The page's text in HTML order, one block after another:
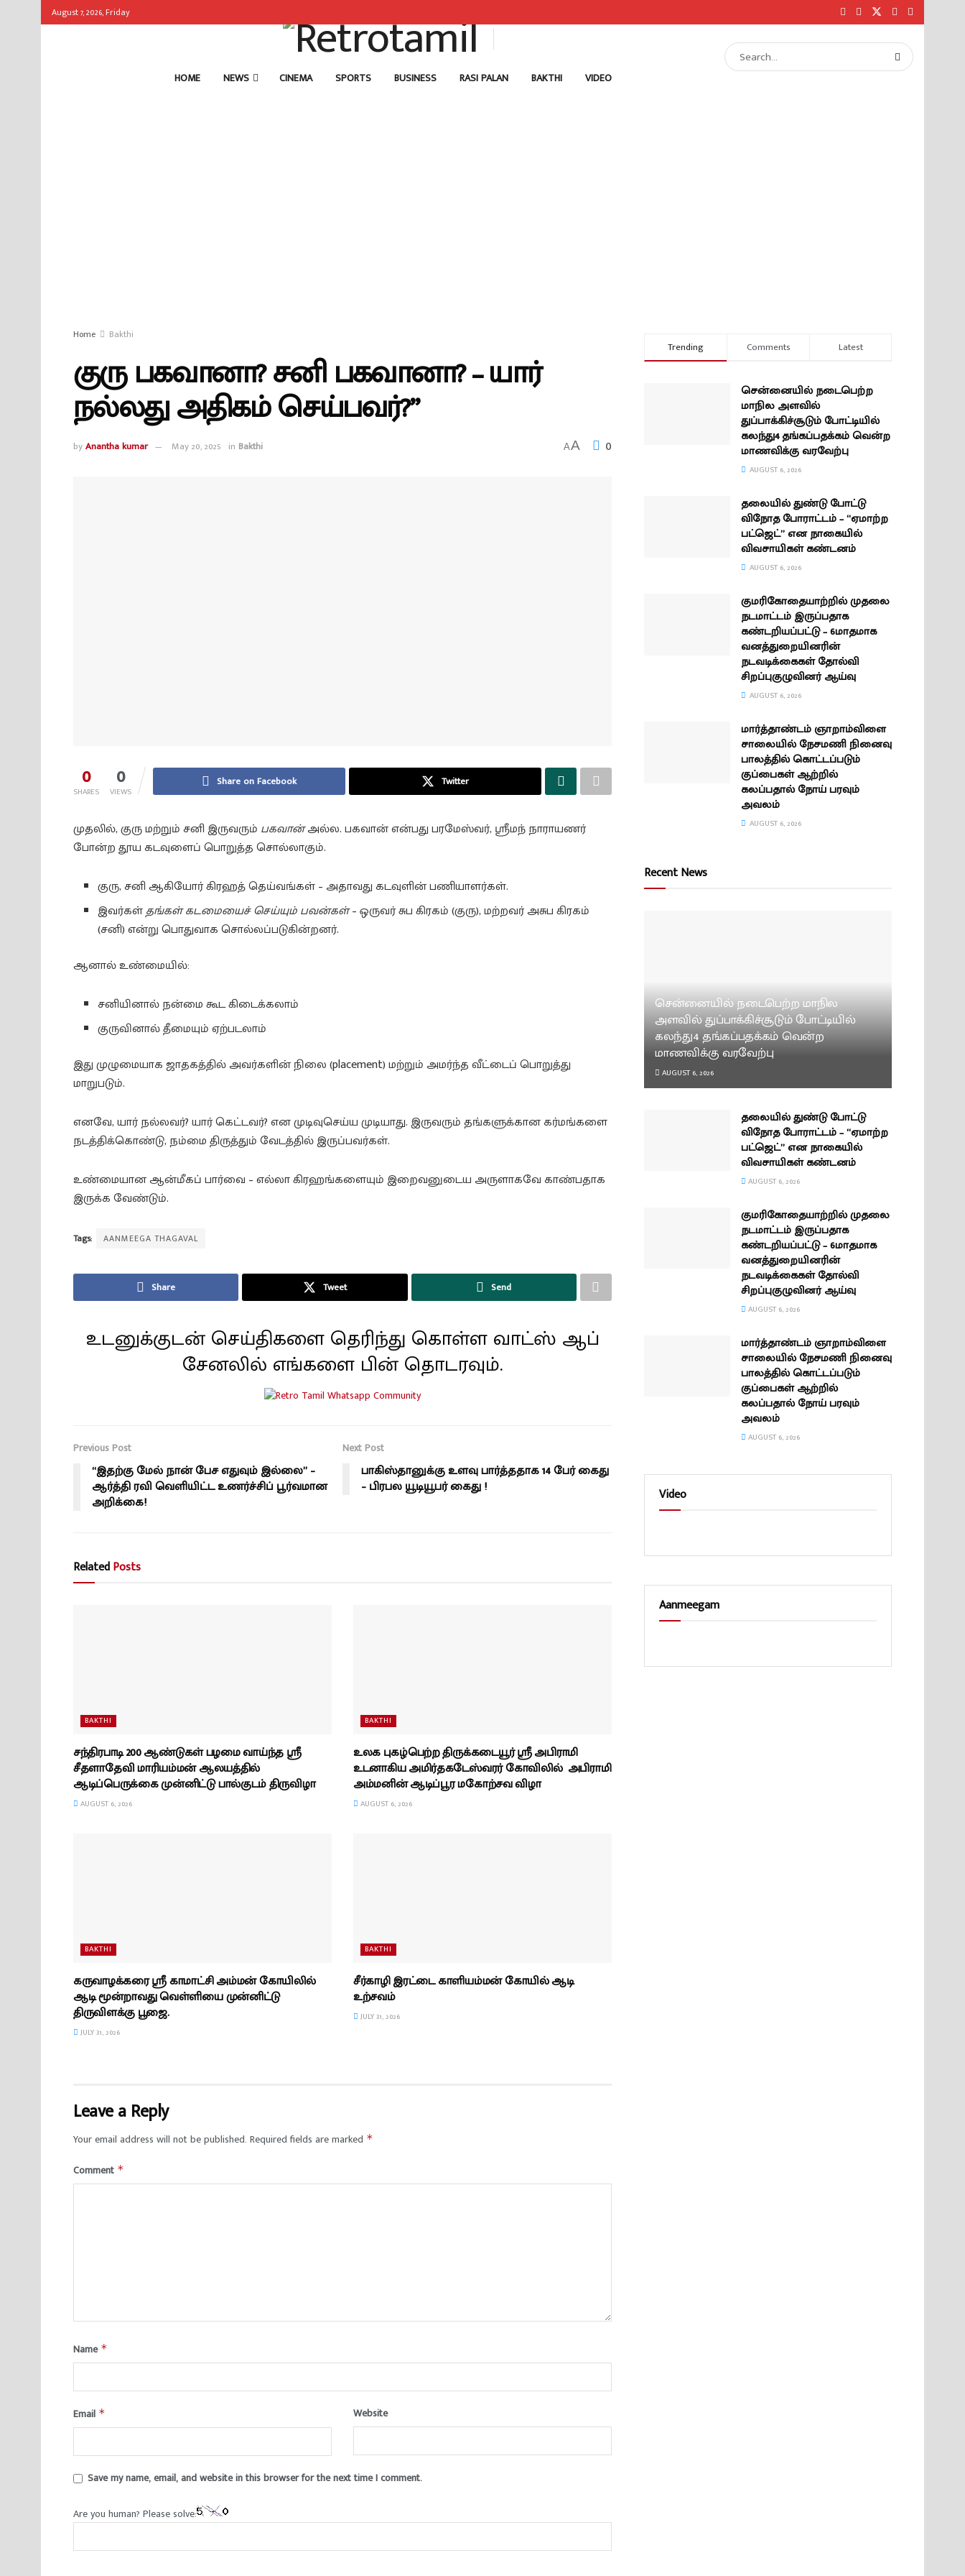
August 7, 2026, Friday
HOME NEWS CINEMA SPORTS BUSINESS RASI PALAN BAKTHI VIDEO
Home Bakthi
குரு பகவானா? சனி பகவானா? – யார்
நல்லது அதிகம் செய்பவர்?”
byAnantha kumar May 20, 2025 in Bakthi AA 0
0
SHARES 0
VIEWS
Share on Facebook Twitter
முதலில், குரு மற்றும் சனி இருவரும் பகவான்அல்ல. பகவான் என்பது பரமேஸ்வர், ஸ்ரீமந் நாராயணர்
போன்ற தூய கடவுளைப் பொறுத்த சொல்லாகும்.
குரு, சனி ஆகியோர் கிரஹத் தெய்வங்கள் – அதாவது கடவுளின் பணியாளர்கள்.
இவர்கள்தங்கள் கடமையைச் செய்யும் பவன்கள்– ஒருவர் சுப கிரகம் (குரு), மற்றவர் அசுப கிரகம்
(சனி) என்று பொதுவாக சொல்லப்படுகின்றனர்.
ஆனால் உண்மையில்:
சனியினால் நன்மை கூட கிடைக்கலாம்
குருவினால் தீமையும் ஏற்படலாம்
இது முழுமையாக ஜாதகத்தில் அவர்களின் நிலை (placement) மற்றும் அமர்ந்த வீட்டைப் பொறுத்து
மாறுபடும்.
எனவே, யார் நல்லவர்? யார் கெட்டவர்? என முடிவுசெய்ய முடியாது. இருவரும் தங்களுக்கான கர்மங்களை
நடத்திக்கொண்டு, நம்மை திருத்தும் வேடத்தில் இருப்பவர்கள்.
உண்மையான ஆன்மீகப் பார்வை – எல்லா கிரஹங்களையும் இறைவனுடைய அருளாகவே காண்பதாக
இருக்க வேண்டும்.
Tags: AANMEEGA THAGAVAL
Share Tweet Send
உடனுக்குடன் செய்திகளை தெரிந்து கொள்ள வாட்ஸ் ஆப்
சேனலில் எங்களை பின் தொடரவும்.
Previous Post
“இதற்கு மேல் நான் பேச எதுவும் இல்லை” –
ஆர்த்தி ரவி வெளியிட்ட உணர்ச்சிப் பூர்வமான
அறிக்கை!
Next Post
பாகிஸ்தானுக்கு உளவு பார்த்ததாக 14 பேர் கைது
– பிரபல யூடியூபர் கைது !
RelatedPosts
BAKTHI
சந்திரபாடி 200 ஆண்டுகள் பழமை வாய்ந்த ஸ்ரீ
சீதளாதேவி மாரியம்மன் ஆலயத்தில்
ஆடிப்பெருக்கை முன்னிட்டு பால்குடம் திருவிழா
AUGUST 6, 2026
BAKTHI
உலக புகழ்பெற்ற திருக்கடையூர் ஸ்ரீ அபிராமி
உடனாகிய அமிர்தகடேஸ்வரர் கோவிலில் அபிராமி
அம்மனின் ஆடிப்பூர மகோற்சவ விழா
AUGUST 6, 2026
BAKTHI
கருவாழக்கரை ஸ்ரீ காமாட்சி அம்மன் கோயிலில்
ஆடி மூன்றாவது வெள்ளியை முன்னிட்டு
திருவிளக்கு பூஜை.
JULY 31, 2026
BAKTHI
சீர்காழி இரட்டை காளியம்மன் கோயில் ஆடி
உற்சவம்
JULY 31, 2026
Leave a Reply
Your email address will not be published. Required fields are marked *
Comment *
Name *
Email * Website
Save my name, email, and website in this browser for the next time I comment.
Are you human? Please solve:
Trending Comments Latest
சென்னையில் நடைபெற்ற
மாநில அளவில்
துப்பாக்கிச்சூடும் போட்டியில்
கலந்து4 தங்கப்பதக்கம் வென்ற
மாணவிக்கு வரவேற்பு
AUGUST 6, 2026
தலையில் துண்டு போட்டு
விநோத போராட்டம் – “ஏமாற்ற
பட்ஜெட்” என நாகையில்
விவசாயிகள் கண்டனம்
AUGUST 6, 2026
குமரிகோதையாற்றில் முதலை
நடமாட்டம் இருப்பதாக
கண்டறியப்பட்டு – 6மாதமாக
வனத்துறையினரின்
நடவடிக்கைகள் தோல்வி
சிறப்புகுழுவினர் ஆய்வு
AUGUST 6, 2026
மார்த்தாண்டம் ஞாறாம்விளை
சாலையில் நேசமணி நினைவு
பாலத்தில் கொட்டப்படும்
குப்பைகள் ஆற்றில்
கலப்பதால் நோய் பரவும்
அவலம்
AUGUST 6, 2026
Recent News
சென்னையில் நடைபெற்ற மாநில
அளவில் துப்பாக்கிச்சூடும் போட்டியில்
கலந்து4 தங்கப்பதக்கம் வென்ற
மாணவிக்கு வரவேற்பு
AUGUST 6, 2026
தலையில் துண்டு போட்டு
விநோத போராட்டம் – “ஏமாற்ற
பட்ஜெட்” என நாகையில்
விவசாயிகள் கண்டனம்
AUGUST 6, 2026
குமரிகோதையாற்றில் முதலை
நடமாட்டம் இருப்பதாக
கண்டறியப்பட்டு – 6மாதமாக
வனத்துறையினரின்
நடவடிக்கைகள் தோல்வி
சிறப்புகுழுவினர் ஆய்வு
AUGUST 6, 2026
மார்த்தாண்டம் ஞாறாம்விளை
சாலையில் நேசமணி நினைவு
பாலத்தில் கொட்டப்படும்
குப்பைகள் ஆற்றில்
கலப்பதால் நோய் பரவும்
அவலம்
AUGUST 6, 2026
Video
Aanmeegam